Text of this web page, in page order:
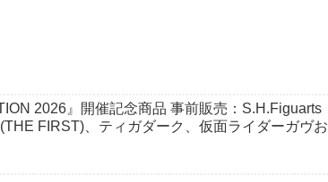
2026』開催記念商品 事前販売：
FIRST)、ティガダーク、仮面ライダーガヴ